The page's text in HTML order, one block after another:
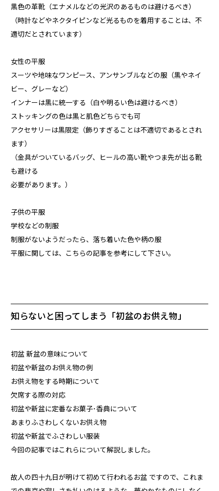
黒色の革靴（エナメルなどの光沢のあるものは避けるべき）
（時計などやネクタイピンなど光るものを着用することは、不
適切だとされています）
女性の平服
スーツや地味なワンピース、アンサンブルなどの服（黒やネイ
ビー、グレーなど）
インナーは黒に統一する（白や明るい色は避けるべき）
ストッキングの色は黒と肌色どちらでも可
アクセサリーは黒限定（飾りすぎることは不適切であるとされ
ます）
（金具がついているバッグ、ヒールの高い靴やつま先が出る靴
も避ける
必要があります。）
子供の平服
学校などの制服
制服がないようだったら、落ち着いた色や柄の服
平服に関しては、こちらの記事を参考にして下さい。
知らないと困ってしまう「初盆のお供え物」
初盆 新盆の意味について
初盆や新盆のお供え物の例
お供え物をする時期について
欠席する際の対応
初盆や新盆に定番なお菓子･香典について
あまりふさわしくないお供え物
初盆や新盆でふさわしい服装
今回の記事ではこれらについて解説しました。
故人の四十九日が明けて初めて行われるお盆 ですので、これま